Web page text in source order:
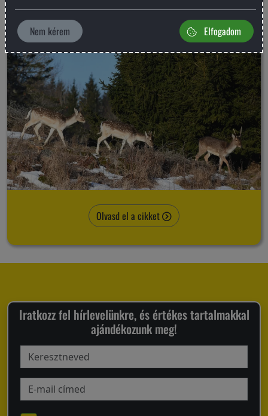
Itt az egységes vadkárfelmérési útmutató!
Olvasd el a cikket
Iratkozz fel hírlevelünkre, és értékes tartalmakkal
ajándékozunk meg!
Nem kérem Elfogadom